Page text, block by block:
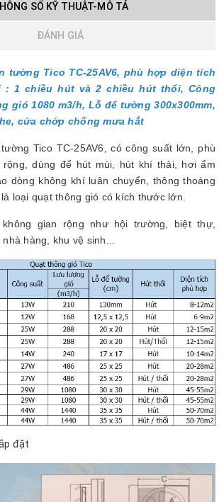
SỐ KỸ THUẬT-MÔ TẢ
ĐÁNH GIÁ
tường Tico TC-25AV6, phù hợp diện tích
: 1 chiều hút và 2 chiều hút thổi, Công
gió 1080 m3/h, Lỗ để tường 300x300mm,
cửa chớp chống mưa hắt
Tico TC-25AV6, có công suất lớn, phù
dùng để hút mùi, hút khí thải, hơi ẩm
dòng không khí luân chuyển, thông thoáng
loại quạt thông gió có kích thước lớn.
gian rộng như hội trường, biệt thự,
hàng, khu vệ sinh...
đặt